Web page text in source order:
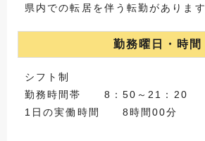
県内での転居を伴う転勤があります
勤務曜日・時間
シフト制
勤務時間帯 8：50～21：20
1日の実働時間 8時間00分